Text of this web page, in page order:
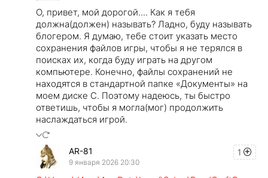
О, привет, мой дорогой.... Как я тебя
должна(должен) называть? Ладно, буду называть
блогером. Я думаю, тебе стоит указать место
сохранения файлов игры, чтобы я не терялся в
поисках их, когда буду играть на другом
компьютере. Конечно, файлы сохранений не
находятся в стандартной папке «Документы» на
моем диске C. Поэтому надеюсь, ты быстро
ответишь, чтобы я могла(мог) продолжить
наслаждаться игрой.
1
AR-81
9 января 2026 20:30